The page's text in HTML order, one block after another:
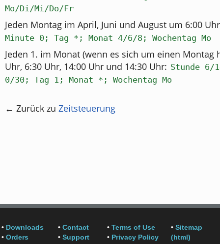
Mo/Di/Mi/Do/Fr
Jeden Montag im April, Juni und August um 6:00
Minute 0; Tag *; Monat 4/6/8; Wochentag Mo
Jeden 1. im Monat (wenn es sich um einen Montag
Uhr, 6:30 Uhr, 14:00 Uhr und 14:30 Uhr: Stunde 6/
0/30; Tag 1; Monat *; Wochentag Mo
← Zurück zu Zeitsteuerung
• Downloads
• Orders
• Contact
• Support
• Terms of Use
• Privacy Policy
• Sitemap
(html)